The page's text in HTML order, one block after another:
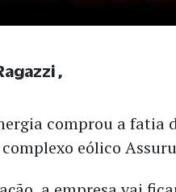
comprou a fatia
eólico